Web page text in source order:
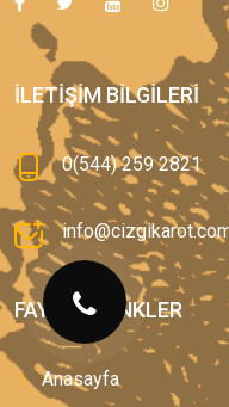
İLETIŞIM BILGILERI
0(544) 259 2821
FAYDALI LINKLER
Anasayfa